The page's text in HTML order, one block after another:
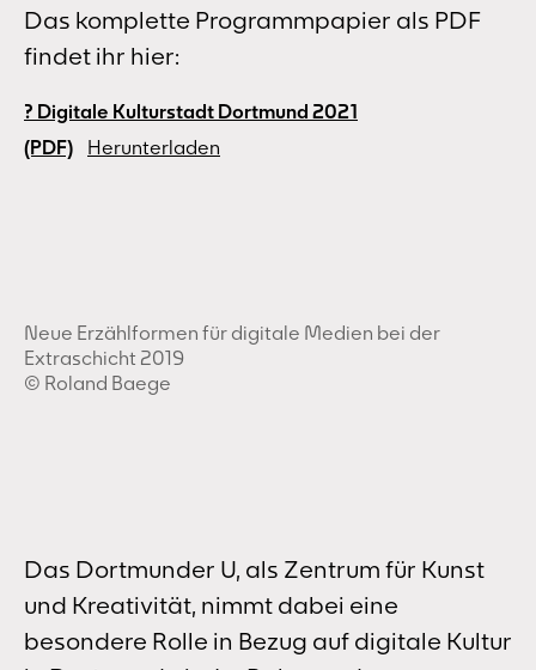
Das komplette Programmpapier als PDF
findet ihr hier:
? Digitale Kulturstadt Dortmund 2021
(PDF)
Herunterladen
Neue Erzählformen für digitale Medien bei der
Extraschicht 2019
©️ Roland Baege
Das Dortmunder U, als Zentrum für Kunst
und Kreativität, nimmt dabei eine
besondere Rolle in Bezug auf digitale Kultur